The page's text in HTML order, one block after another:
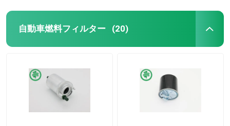
自動車燃料フィルター (20)